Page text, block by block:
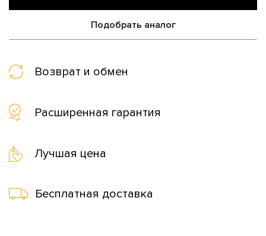
Подобрать аналог
Возврат и обмен
Расширенная гарантия
Лучшая цена
Бесплатная доставка